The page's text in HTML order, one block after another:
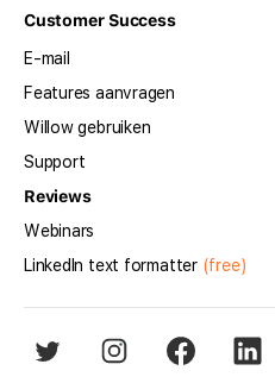
Customer Success
E-mail
Features aanvragen
Willow gebruiken
Support
Reviews
Webinars
LinkedIn text formatter(free)